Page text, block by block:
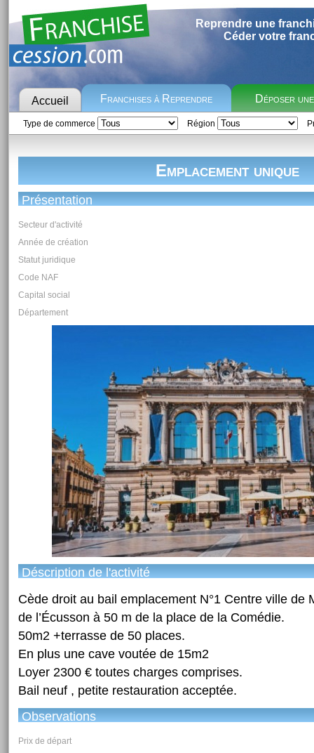
Reprendre une
Céder votre
Accueil Franchises à Reprendre Déposer
Type de commerce Région
Emplacement unique
Présentation
Secteur d'activité
Année de création
Statut juridique
Code NAF
Capital social
Département
Déscription de l'activité
Cède droit au bail emplacement N°1 Centre ville de
de l’Écusson à 50 m de la place de la Comédie.
50m2 +terrasse de 50 places.
En plus une cave voutée de 15m2
Loyer 2300 € toutes charges comprises.
Bail neuf , petite restauration acceptée.
Observations
Prix de départ